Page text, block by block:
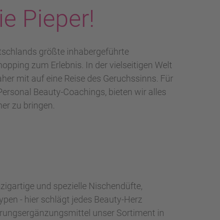
Pieper!
größte inhabergeführte
zum Erlebnis. In der vielseitigen Welt
mit auf eine Reise des Geruchssinns. Für
Beauty-Coachings, bieten wir alles
zu bringen.
und spezielle Nischendüfte,
- hier schlägt jedes Beauty-Herz
unser Sortiment in